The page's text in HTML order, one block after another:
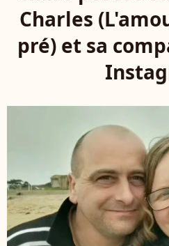
Charles
pré) et sa